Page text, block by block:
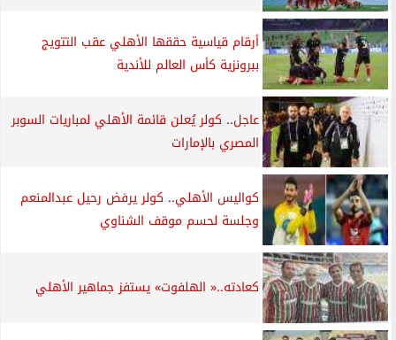
أرقام قياسية حققها الأهلي عقب التتويج
ببرونزية كأس العالم للأندية
عاجل.. كولر يُعلن قائمة الأهلي لمباريات السوبر
المصري بالإمارات
كواليس الأهلي.. كولر يرفض رحيل عبدالمنعم
وجلسة لحسم موقف الشناوي
كعادته..« الهلفوت» يستفز جماهير الأهلي